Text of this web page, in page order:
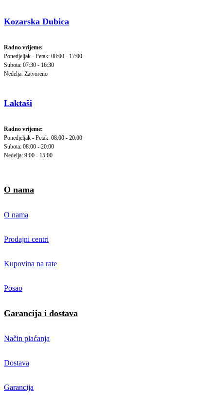
Kozarska Dubica
Radno vrijeme:
Ponedjeljak - Petak: 08:00 - 17:00
Subota: 07:30 - 16:30
Nedelja: Zatvoreno
Laktaši
Radno vrijeme:
Ponedjeljak - Petak: 08:00 - 20:00
Subota: 08:00 - 20:00
Nedelja: 9:00 - 15:00
O nama
O nama
Prodajni centri
Kupovina na rate
Posao
Garancija i dostava
Način plaćanja
Dostava
Garancija